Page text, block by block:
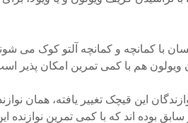
با کمانچه و کمانچه آلتو کوک می
ویولون هم با کمی تمرین امکان پذیر
این قیچک تغییر یافته، همان
بوده اند که با کمی تمرین نوازنده